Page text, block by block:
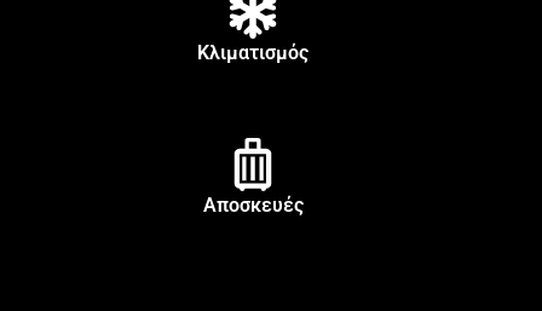
Κλιματισμός
Αποσκευές